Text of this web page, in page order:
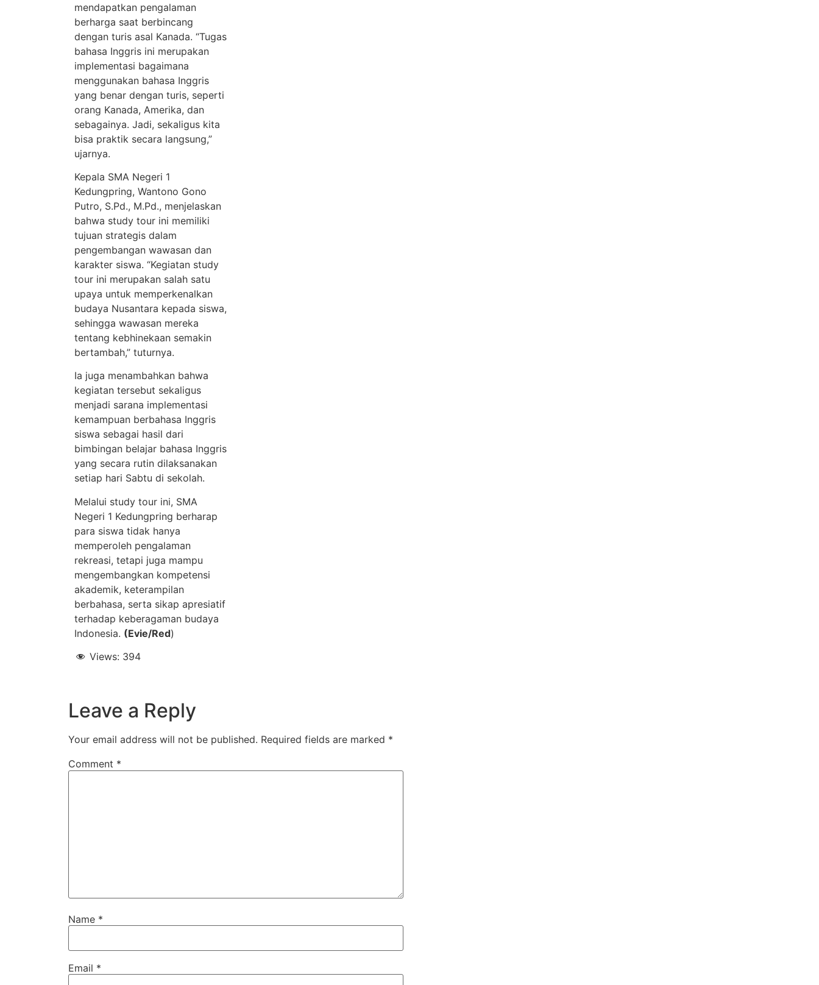
mendapatkan pengalaman
berharga saat berbincang
dengan turis asal Kanada. “Tugas
bahasa Inggris ini merupakan
implementasi bagaimana
menggunakan bahasa Inggris
yang benar dengan turis, seperti
orang Kanada, Amerika, dan
sebagainya. Jadi, sekaligus kita
bisa praktik secara langsung,”
ujarnya.
Kepala SMA Negeri 1
Kedungpring, Wantono Gono
Putro, S.Pd., M.Pd., menjelaskan
bahwa study tour ini memiliki
tujuan strategis dalam
pengembangan wawasan dan
karakter siswa. “Kegiatan study
tour ini merupakan salah satu
upaya untuk memperkenalkan
budaya Nusantara kepada siswa,
sehingga wawasan mereka
tentang kebhinekaan semakin
bertambah,” tuturnya.
Ia juga menambahkan bahwa
kegiatan tersebut sekaligus
menjadi sarana implementasi
kemampuan berbahasa Inggris
siswa sebagai hasil dari
bimbingan belajar bahasa Inggris
yang secara rutin dilaksanakan
setiap hari Sabtu di sekolah.
Melalui study tour ini, SMA
Negeri 1 Kedungpring berharap
para siswa tidak hanya
memperoleh pengalaman
rekreasi, tetapi juga mampu
mengembangkan kompetensi
akademik, keterampilan
berbahasa, serta sikap apresiatif
terhadap keberagaman budaya
Indonesia. (Evie/Red)
Views: 394
Leave a Reply
Your email address will not be published. Required fields are marked *
Comment *
Name *
Email *